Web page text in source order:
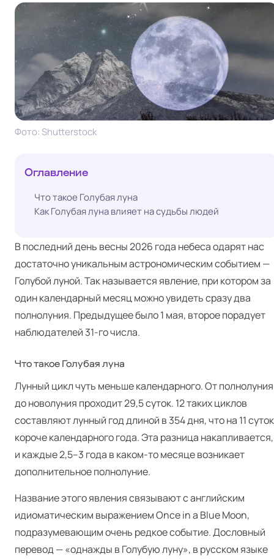
Фото: Shutterstock
Оглавление
Что такое Голубая луна
Как Голубая луна влияет на судьбы людей
В последний день весны 2026 года небеса одарят нас
достаточно уникальным астрономическим событием —
Голубой луной. Так называется явление, при котором за
один календарный месяц можно увидеть сразу два
полнолуния. Предыдущее было 1 мая, второе порадует
наблюдателей 31-го числа.
Что такое Голубая луна
Лунный цикл чуть меньше календарного. От полнолуния
до новолуния проходит 29,5 суток. 12 таких циклов
составляют лунный год длиной в 354 дня, что на 11 суток
короче календарного года. Эта разница накапливается,
и каждые 2,5–3 года в каком-то месяце возникает
дополнительное полнолуние.
Название этого явления связывают с английским
идиоматическим выражением Once in a Blue Moon,
подразумевающим очень редкое событие. Дословный
перевод — «однажды в Голубую луну», в русском языке